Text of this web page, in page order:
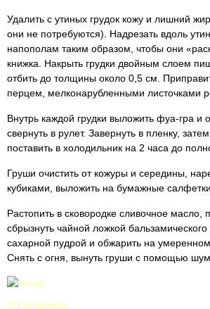
Удалить с утиных грудок кожу и лишний
они не потребуются). Надрезать вдоль
напополам таким образом, чтобы они
книжка. Накрыть грудки двойным слоем
отбить до толщины около 0,5 см.
перцем, мелконарубленными листочками
Внутрь каждой грудки выложить фуа-гра и
свернуть в рулет. Завернуть в пленку,
поставить в холодильник на 2 часа до
Груши очистить от кожуры и середины,
кубиками, выложить на бумажные
Растопить в сковородке сливочное масло,
сбрызнуть чайной ложкой
сахарной пудрой и обжарить на умеренном
Снять с огня, вынуть груши с помощью
Ингредиенты: